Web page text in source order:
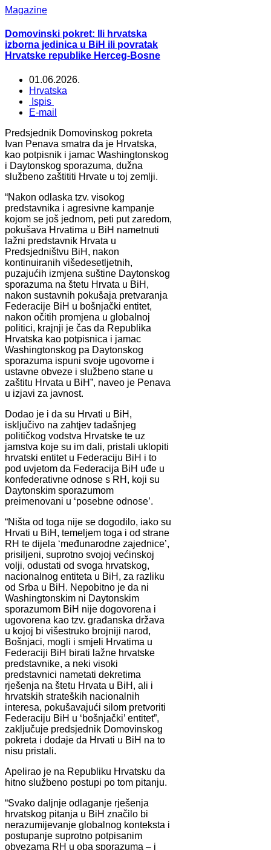
Magazine
Domovinski pokret: Ili hrvatska
izborna jedinica u BiH ili povratak
Hrvatske republike Herceg-Bosne
01.06.2026.
Hrvatska
Ispis
E-mail
Predsjednik Domovinskog pokreta
Ivan Penava smatra da je Hrvatska,
kao potpisnik i jamac Washingtonskog
i Daytonskog sporazuma, dužna
službeno zaštititi Hrvate u toj zemlji.
“Nakon odlaska tzv. visokog
predstavnika i agresivne kampanje
kojom se još jednom, peti put zaredom,
pokušava Hrvatima u BiH nametnuti
lažni predstavnik Hrvata u
Predsjedništvu BiH, nakon
kontinuiranih višedesetljetnih,
puzajućih izmjena suštine Daytonskog
sporazuma na štetu Hrvata u BiH,
nakon sustavnih pokušaja pretvaranja
Federacije BiH u bošnjački entitet,
nakon očitih promjena u globalnoj
politici, krajnji je čas da Republika
Hrvatska kao potpisnica i jamac
Washingtonskog pa Daytonskog
sporazuma ispuni svoje ugovorne i
ustavne obveze i službeno stane u
zaštitu Hrvata u BiH”, naveo je Penava
u izjavi za javnost.
Dodao je i da su Hrvati u BiH,
isključivo na zahtjev tadašnjeg
političkog vodstva Hrvatske te uz
jamstva koje su im dali, pristali uklopiti
hrvatski entitet u Federaciju BiH i to
pod uvjetom da Federacija BiH uđe u
konfederativne odnose s RH, koji su
Daytonskim sporazumom
preimenovani u ‘posebne odnose’.
“Ništa od toga nije se dogodilo, iako su
Hrvati u BiH, temeljem toga i od strane
RH te dijela ‘međunarodne zajednice’,
prisiljeni, suprotno svojoj većinskoj
volji, odustati od svoga hrvatskog,
nacionalnog entiteta u BiH, za razliku
od Srba u BiH. Nepobitno je da ni
Washingtonskim ni Daytonskim
sporazumom BiH nije dogovorena i
ugovorena kao tzv. građanska država
u kojoj bi višestruko brojniji narod,
Bošnjaci, mogli i smjeli Hrvatima u
Federaciji BiH birati lažne hrvatske
predstavnike, a neki visoki
predstavnici nametati dekretima
rješenja na štetu Hrvata u BiH, ali i
hrvatskih strateških nacionalnih
interesa, pokušavajući silom pretvoriti
Federaciju BiH u ‘bošnjački’ entitet”,
zaključuje predsjednik Domovinskog
pokreta i dodaje da Hrvati u BiH na to
nisu pristali.
Apelirao je na Republiku Hrvatsku da
hitno službeno postupi po tom pitanju.
“Svako daljnje odlaganje rješenja
hrvatskog pitanja u BiH značilo bi
nerazumijevanje globalnog konteksta i
postupanje suprotno potpisanim
obvezama RH u oba sporazuma – i